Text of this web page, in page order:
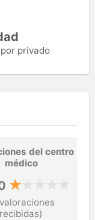
privado
del centro
médico
recibidas)